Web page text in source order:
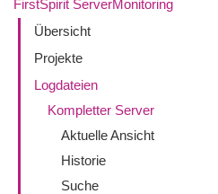
FirstSpirit ServerMonitoring
Übersicht
Projekte
Logdateien
Kompletter Server
Aktuelle Ansicht
Historie
Suche